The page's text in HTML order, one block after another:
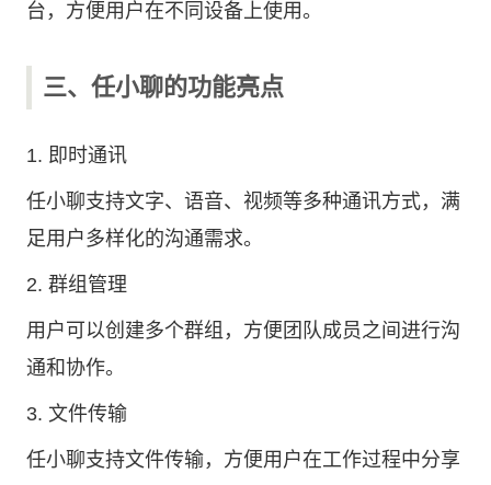
台，方便用户在不同设备上使用。
三、任小聊的功能亮点
1. 即时通讯
任小聊支持文字、语音、视频等多种通讯方式，满
足用户多样化的沟通需求。
2. 群组管理
用户可以创建多个群组，方便团队成员之间进行沟
通和协作。
3. 文件传输
任小聊支持文件传输，方便用户在工作过程中分享